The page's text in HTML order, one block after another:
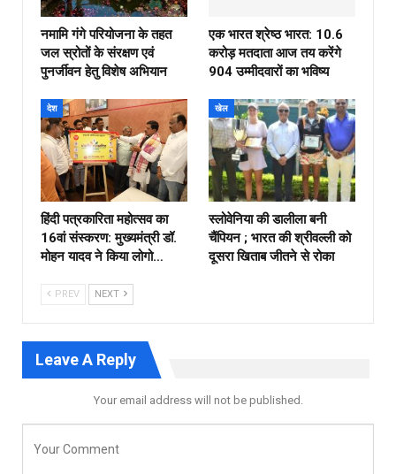
नमामि गंगे परियोजना के तहत
जल स्रोतों के संरक्षण एवं
पुनर्जीवन हेतु विशेष अभियान
एक भारत श्रेष्ठ भारत: 10.6
करोड़ मतदाता आज तय करेंगे
904 उम्मीदवारों का भविष्य
देश
हिंदी पत्रकारिता महोत्सव का
16वां संस्करण: मुख्यमंत्री डॉ.
मोहन यादव ने किया लोगो…
खेल
स्लोवेनिया की डालीला बनी
चैंपियन ; भारत की श्रीवल्ली को
दूसरा खिताब जीतने से रोका
PREV NEXT
Leave A Reply
Your email address will not be published.